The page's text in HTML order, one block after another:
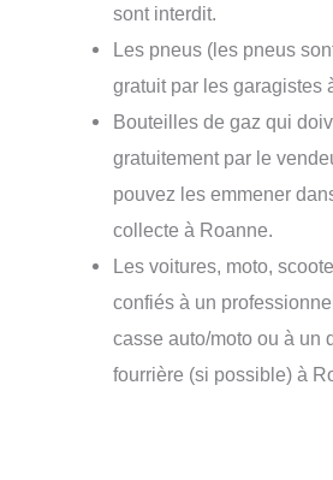
sont interdit.
Les pneus (les pneus
gratuit par les garagistes
Bouteilles de gaz qui
gratuitement par le
pouvez les emmener
collecte à Roanne.
Les voitures, moto,
confiés à un
casse auto/moto ou à un
fourrière (si possible) à